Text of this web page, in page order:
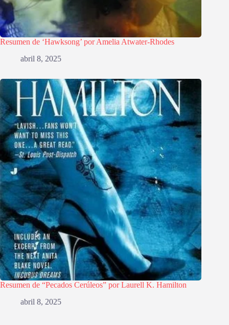
Resumen de ‘Hawksong’ por Amelia Atwater-Rhodes
abril 8, 2025
Resumen de “Pecados Cerúleos” por Laurell K. Hamilton
abril 8, 2025